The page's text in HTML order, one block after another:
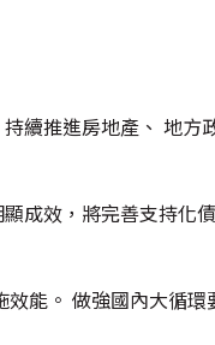
續推進房地產、 地方
成效，將完善支持化
能。 做強國內大循環